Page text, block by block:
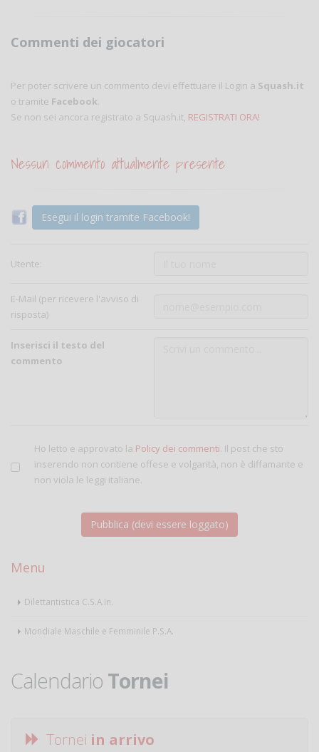
Commenti dei giocatori
Per poter scrivere un commento devi effettuare il Login a Squash.it
o tramite Facebook.
Se non sei ancora registrato a Squash.it, REGISTRATI ORA!
Nessun commento attualmente presente
Esegui il login tramite Facebook!
Utente:
E-Mail (per ricevere l'avviso di
risposta)
Inserisci il testo del
commento
Ho letto e approvato la Policy dei commenti. Il post che sto
inserendo non contiene offese e volgarità, non è diffamante e
non viola le leggi italiane.
Menu
Dilettantistica C.S.A.In.
Mondiale Maschile e Femminile P.S.A.
Calendario Tornei
Tornei in arrivo